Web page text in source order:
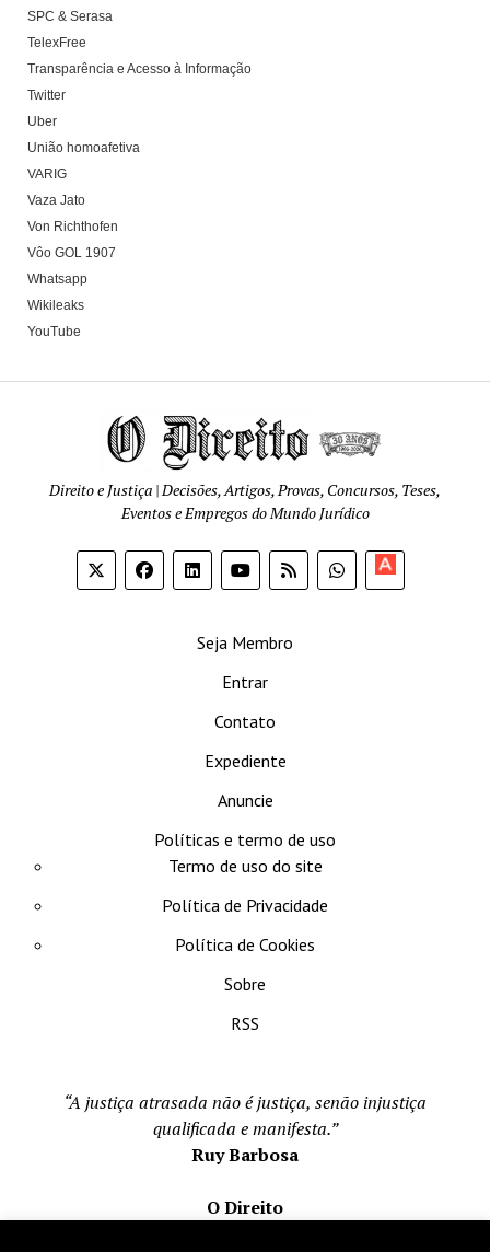
SPC & Serasa
TelexFree
Transparência e Acesso à Informação
Twitter
Uber
União homoafetiva
VARIG
Vaza Jato
Von Richthofen
Vôo GOL 1907
Whatsapp
Wikileaks
YouTube
Direito e Justiça | Decisões, Artigos, Provas, Concursos, Teses,
Eventos e Empregos do Mundo Jurídico
Seja Membro
Entrar
Contato
Expediente
Anuncie
Políticas e termo de uso
Termo de uso do site
Política de Privacidade
Política de Cookies
Sobre
RSS
“A justiça atrasada não é justiça, senão injustiça
qualificada e manifesta.”
Ruy Barbosa
O Direito